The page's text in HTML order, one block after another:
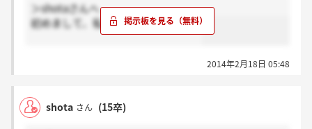
＞shotaさんへ
初めまして、私は今週2次面接です。
2014年2月18日 05:48
shota さん (15卒)